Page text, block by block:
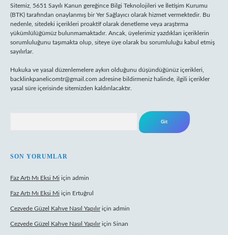
Sitemiz, 5651 Sayılı Kanun gereğince Bilgi Teknolojileri ve İletişim Kurumu
(BTK) tarafından onaylanmış bir Yer Sağlayıcı olarak hizmet vermektedir. Bu
nedenle, sitedeki içerikleri proaktif olarak denetleme veya araştırma
yükümlülüğümüz bulunmamaktadır. Ancak, üyelerimiz yazdıkları içeriklerin
sorumluluğunu taşımakta olup, siteye üye olarak bu sorumluluğu kabul etmiş
sayılırlar.
Hukuka ve yasal düzenlemelere aykırı olduğunu düşündüğünüz içerikleri,
backlinkpanelicomtr@gmail.com adresine bildirmeniz halinde, ilgili içerikler
yasal süre içerisinde sitemizden kaldırılacaktır.
SON YORUMLAR
Faz Artı Mı Eksi Mi için admin
Faz Artı Mı Eksi Mi için Ertuğrul
Cezvede Güzel Kahve Nasıl Yapılıriçin admin
Cezvede Güzel Kahve Nasıl Yapılıriçin Sinan